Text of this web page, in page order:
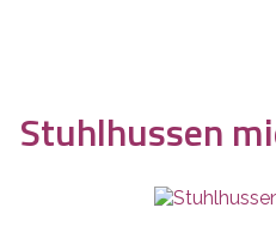
Stuhlhussen